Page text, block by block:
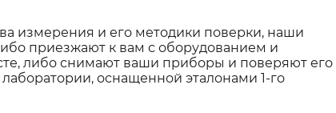
измерения и его методики поверки, наши
приезжают к вам с оборудованием и
либо снимают ваши приборы и поверяют его
оснащенной эталонами 1-го